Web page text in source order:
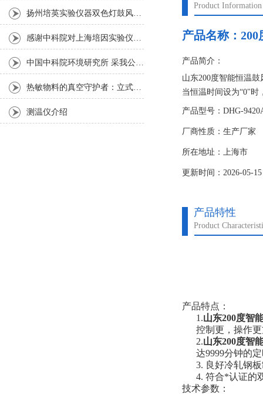
Product Information
产品名称： 200
产品简介：
山东200度智能恒温鼓
当恒温时间设为“0"
或温度设定值（参见
产品型号：DHG-
厂商性质：生产厂家
所在地址：上海市
更新时间：2026-05-15
产品特性
Product
产品特点：
1.山东200度智
控制更，操作
2.山东200度智
达9999分钟的
3. 良好冷轧钢
4. 符合*认证的
技术参数：
扬州培英实验仪器双色灯鼓风干燥箱
感谢中科院对上海培因实验仪器的认可
中国中科院环境研究所 采我公司仪器300L人工气候箱 实验效果获高度评价
热敏物料的真空守护者：立式真空干燥箱选购指南
测温仪介绍